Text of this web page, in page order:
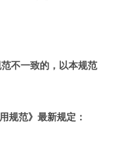
不一致的，以本规范
规范》最新规定：